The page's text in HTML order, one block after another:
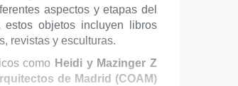
aspectos y etapas del
objetos incluyen libros
revistas y esculturas.
como Heidi y Mazinger Z
de Madrid (COAM)